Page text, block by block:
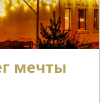
мечты